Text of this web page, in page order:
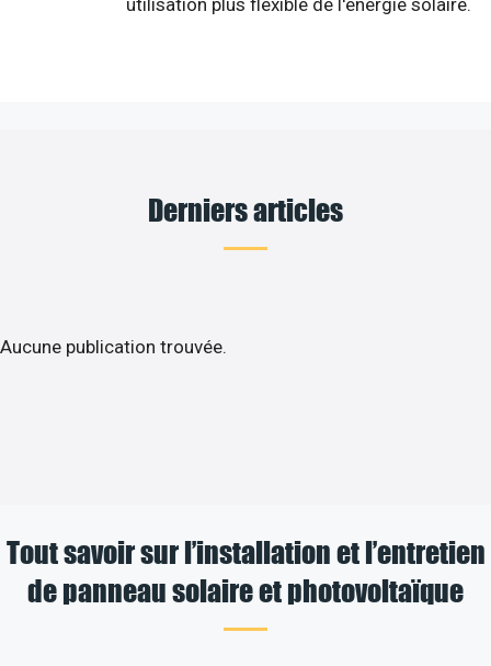
Derniers articles
Aucune publication trouvée.
Tout savoir sur l’installation et l’entretien
de panneau solaire et photovoltaïque